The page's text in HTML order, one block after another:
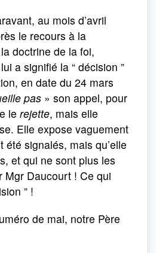
au mois d’avril
le recours à la
doctrine de la foi,
a signifié la “ décision ”
en date du 24 mars
pas » son appel, pour
le rejette, mais elle
Elle expose vaguement
été signalés, mais qu’elle
et qui ne sont plus les
Mgr Daucourt ! Ce qui
” !
de mai, notre Père